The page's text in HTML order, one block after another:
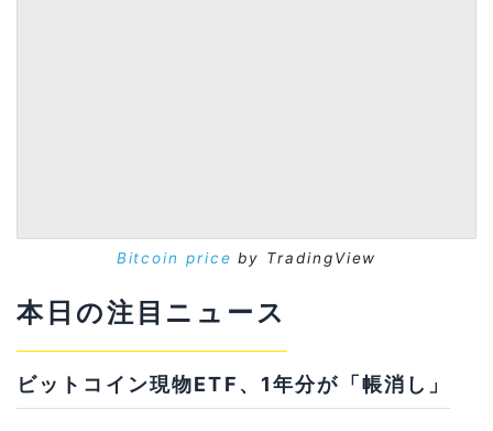
Bitcoin price by TradingView
本日の注目ニュース
ビットコイン現物ETF、1年分が「帳消し」